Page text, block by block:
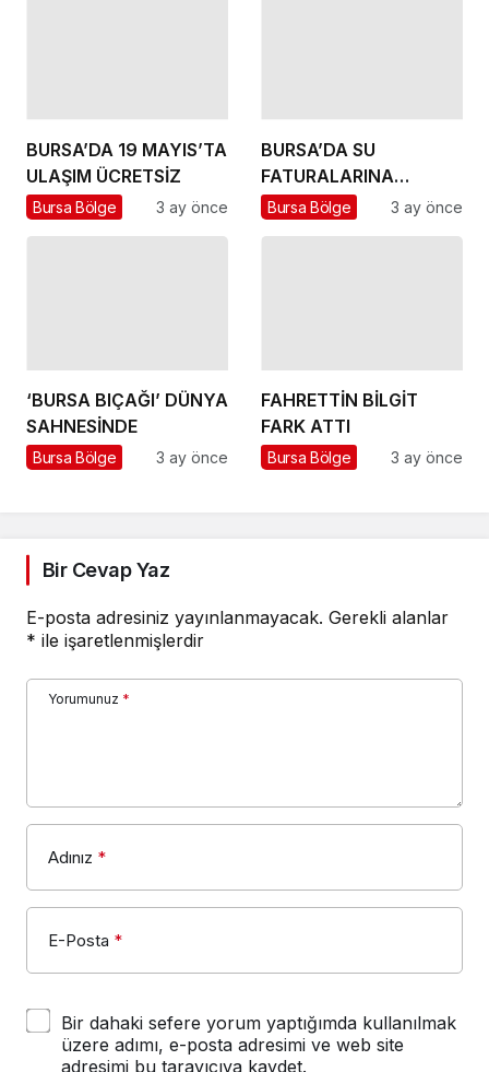
BURSA’DA 19 MAYIS’TA
ULAŞIM ÜCRETSİZ
Bursa Bölge 3 ay önce
BURSA’DA SU
FATURALARINA
İNDİRİM
Bursa Bölge 3 ay önce
‘BURSA BIÇAĞI’ DÜNYA
SAHNESİNDE
Bursa Bölge 3 ay önce
FAHRETTİN BİLGİT
FARK ATTI
Bursa Bölge 3 ay önce
Bir Cevap Yaz
E-posta adresiniz yayınlanmayacak. Gerekli alanlar
* ile işaretlenmişlerdir
Yorumunuz *
Adınız *
E-Posta *
Bir dahaki sefere yorum yaptığımda kullanılmak
üzere adımı, e-posta adresimi ve web site
adresimi bu tarayıcıya kaydet.